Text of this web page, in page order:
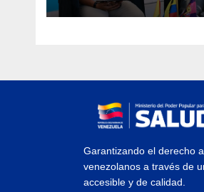
Garantizando el derecho
venezolanos a través de
accesible y de calidad.